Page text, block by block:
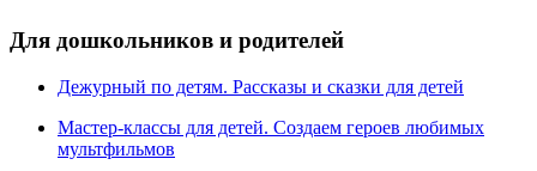
Для дошкольников и родителей
Дежурный по детям. Рассказы и сказки для детей
Мастер-классы для детей. Создаем героев любимых
мультфильмов